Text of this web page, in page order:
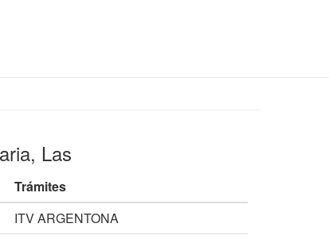
Las
Trámites
ITV ARGENTONA